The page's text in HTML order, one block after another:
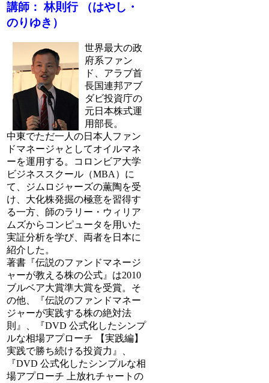
講師： 林則行 （はやし・
のりゆき）
世界最大の政
府系ファン
ド、アラブ首
長国連邦アブ
ダビ投資庁の
元日本株式運
用部長。
中東でただ一人の日本人ファン
ドマネージャとしてオイルマネ
ーを運用する。コロンビア大学
ビジネススクール（MBA）に
て、ジムロジャーズの薫陶を受
け、大化株発掘の極意を習得す
る一方、師のラリー・ウィリア
ムズからコンピュータを用いた
実証分析を学び、両者を日本に
紹介した。
著書『伝説のファンドマネージ
ャーが教える株の公式』は2010
ブルベア大賞準大賞を受賞。そ
の他、『伝説のファンドマネー
ジャーが実践する株の絶対法
則』、『DVD 公式化したシンプ
ルな相場アプローチ 【実践編】
実践で勝ち続ける投資力』、
『DVD 公式化したシンプルな相
場アプローチ 上放れチャートの